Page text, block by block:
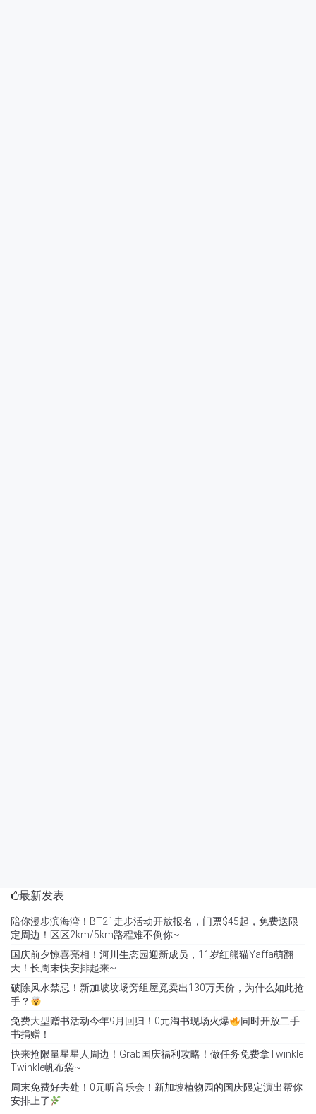
最新发表
陪你漫步滨海湾！BT21走步活动开放报名，门票$45起，免费送限
定周边！区区2km/5km路程难不倒你~
国庆前夕惊喜亮相！河川生态园迎新成员，11岁红熊猫Yaffa萌翻
天！长周末快安排起来~
破除风水禁忌！新加坡坟场旁组屋竟卖出130万天价，为什么如此抢
手？
免费大型赠书活动今年9月回归！0元淘书现场火爆
同时开放二手
书捐赠！
快来抢限量星星人周边！Grab国庆福利攻略！做任务免费拿Twinkle
Twinkle帆布袋~
周末免费好去处！0元听音乐会！新加坡植物园的国庆限定演出帮你
安排上了